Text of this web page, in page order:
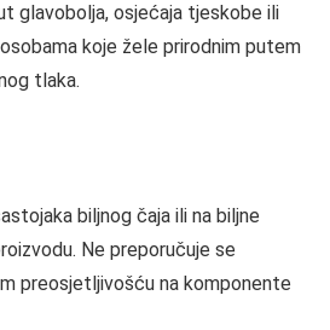
glavobolja, osjećaja tjeskobe ili
koje žele prirodnim putem
tlaka.
biljnog čaja ili na biljne
Ne preporučuje se
preosjetljivošću na komponente